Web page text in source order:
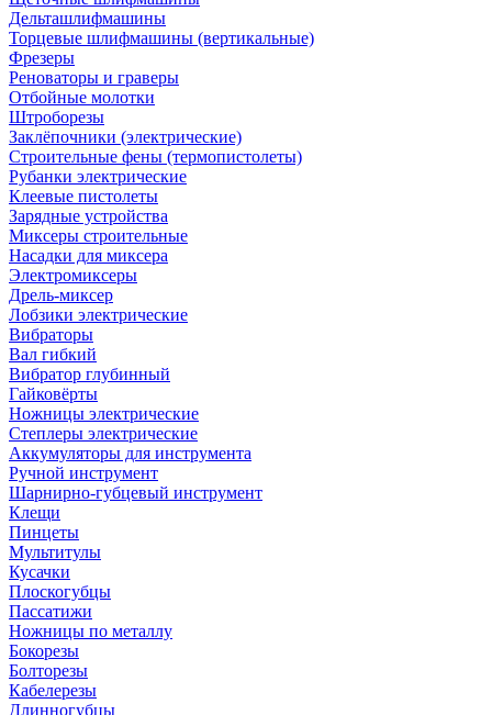
Дельташлифмашины
Торцевые шлифмашины (вертикальные)
Фрезеры
Реноваторы и граверы
Отбойные молотки
Штроборезы
Заклёпочники (электрические)
Строительные фены (термопистолеты)
Рубанки электрические
Клеевые пистолеты
Зарядные устройства
Миксеры строительные
Насадки для миксера
Электромиксеры
Дрель-миксер
Лобзики электрические
Вибраторы
Вал гибкий
Вибратор глубинный
Гайковёрты
Ножницы электрические
Степлеры электрические
Аккумуляторы для инструмента
Ручной инструмент
Шарнирно-губцевый инструмент
Клещи
Пинцеты
Мультитулы
Кусачки
Плоскогубцы
Пассатижи
Ножницы по металлу
Бокорезы
Болторезы
Кабелерезы
Длинногубцы